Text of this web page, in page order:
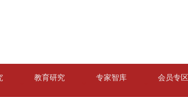
教育研究 专家智库 会员专区